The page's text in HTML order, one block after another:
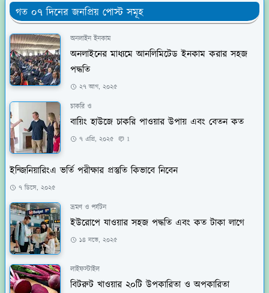
গত ০৭ দিনের জনপ্রিয় পোস্ট সমূহ
অনলাইন ইনকাম
অনলাইনের মাধ্যমে আনলিমিটেড ইনকাম করার সহজ
পদ্ধতি
২৭ আগ, ২০২৫
চাকরি ও
বায়িং হাউজে চাকরি পাওয়ার উপায় এবং বেতন কত
৭ এপ্রি, ২০২৫ 1
ইন্জিনিয়ারিংএ ভর্তি পরীক্ষার প্রস্তুতি কিভাবে নিবেন
৭ ডিসে, ২০২৫
ভ্রমণ ও পর্যটন
ইউরোপে যাওয়ার সহজ পদ্ধতি এবং কত টাকা লাগে
১৪ নভে, ২০২৫
লাইফস্টাইল
বিটরুট খাওয়ার ২০টি উপকারিতা ও অপকারিতা